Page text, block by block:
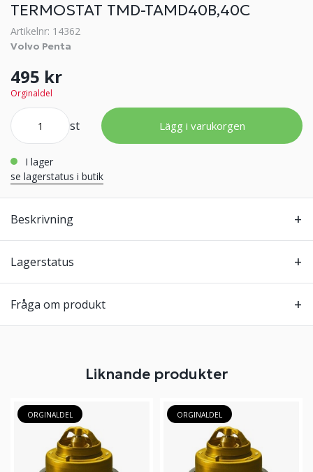
TERMOSTAT TMD-TAMD40B,40C
Artikelnr: 14362
Volvo Penta
495 kr
Orginaldel
st Lägg i varukorgen
i lager
se lagerstatus i butik
Beskrivning
Lagerstatus
Fråga om produkt
Liknande produkter
ORGINALDEL ORGINALDEL